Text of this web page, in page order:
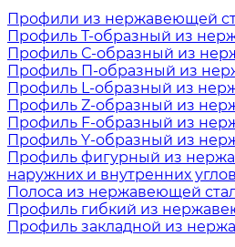
Профили из нержавеющей
Профиль Т-образный из
Профиль С-образный из
Профиль П-образный из
Профиль L-образный из
Профиль Z-образный из
Профиль F-образный из
Профиль Y-образный из
Профиль фигурный из
наружних и внутренних углов
Полоса из нержавеющей
Профиль гибкий из
Профиль закладной из